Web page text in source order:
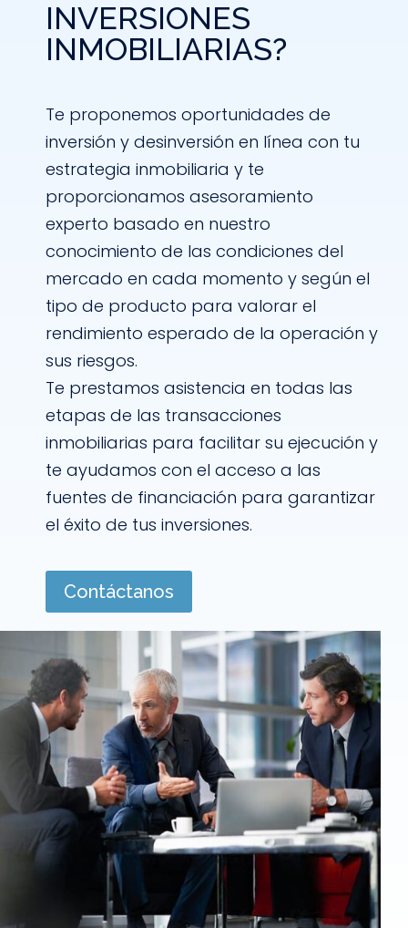
INVERSIONES
INMOBILIARIAS?
Te proponemos oportunidades de
inversión y desinversión en línea con tu
estrategia inmobiliaria y te
proporcionamos asesoramiento
experto basado en nuestro
conocimiento de las condiciones del
mercado en cada momento y según el
tipo de producto para valorar el
rendimiento esperado de la operación y
sus riesgos.
Te prestamos asistencia en todas las
etapas de las transacciones
inmobiliarias para facilitar su ejecución y
te ayudamos con el acceso a las
fuentes de financiación para garantizar
el éxito de tus inversiones.
Contáctanos